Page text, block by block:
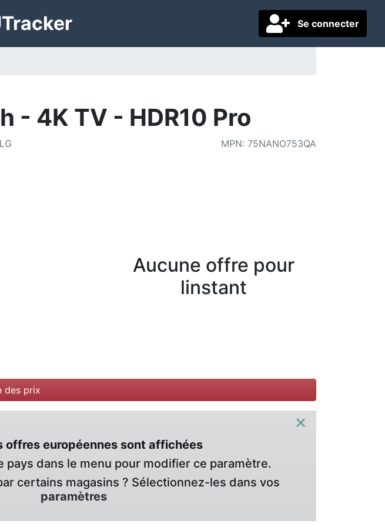
Se connecter
Tracker
- 4K TV - HDR10 Pro
LG MPN: 75NANO753QA
Aucune offre pour
linstant
des prix
×
offres européennes sont affichées
pays dans le menu pour modifier ce paramètre.
certains magasins ? Sélectionnez-les dans vos
paramètres